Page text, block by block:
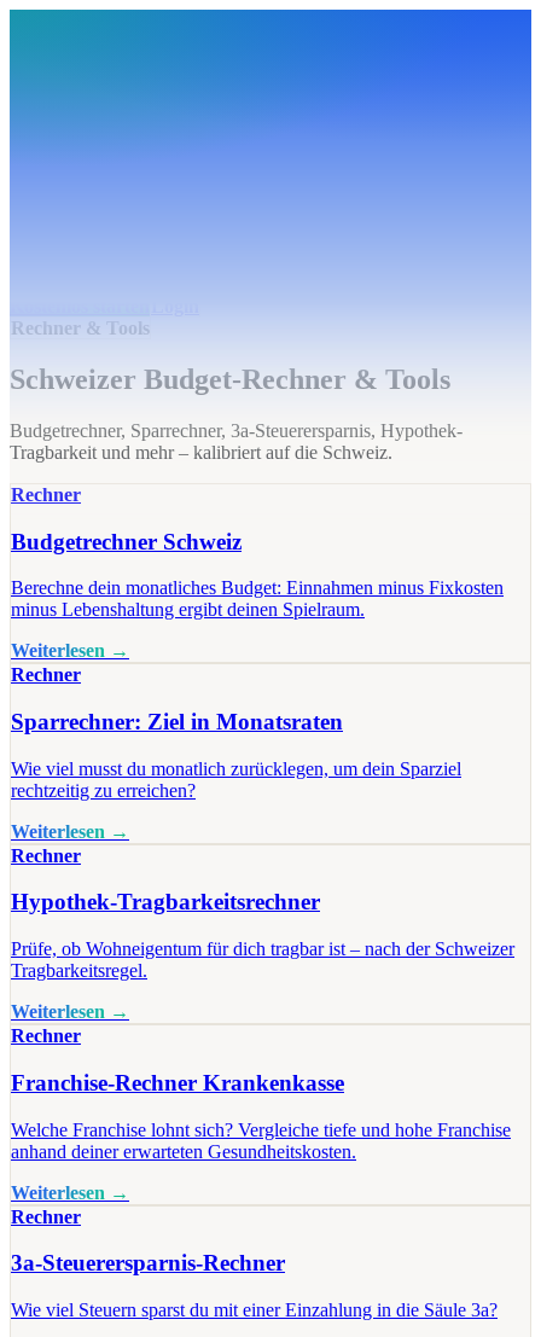
Rechner & Tools
Schweizer Budget-Rechner & Tools
Budgetrechner, Sparrechner, 3a-Steuerersparnis, Hypothek-
Tragbarkeit und mehr – kalibriert auf die Schweiz.
Rechner
Budgetrechner Schweiz
Berechne dein monatliches Budget: Einnahmen minus Fixkosten
minus Lebenshaltung ergibt deinen Spielraum.
Weiterlesen →
Rechner
Sparrechner: Ziel in Monatsraten
Wie viel musst du monatlich zurücklegen, um dein Sparziel
rechtzeitig zu erreichen?
Weiterlesen →
Rechner
Hypothek-Tragbarkeitsrechner
Prüfe, ob Wohneigentum für dich tragbar ist – nach der Schweizer
Tragbarkeitsregel.
Weiterlesen →
Rechner
Franchise-Rechner Krankenkasse
Welche Franchise lohnt sich? Vergleiche tiefe und hohe Franchise
anhand deiner erwarteten Gesundheitskosten.
Weiterlesen →
Rechner
3a-Steuerersparnis-Rechner
Wie viel Steuern sparst du mit einer Einzahlung in die Säule 3a?